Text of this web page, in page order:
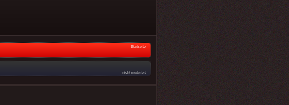
Startseite
nicht moderiert